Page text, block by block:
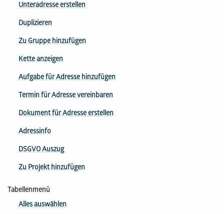
Unteradresse erstellen
Duplizieren
Zu Gruppe hinzufügen
Kette anzeigen
Aufgabe für Adresse hinzufügen
Termin für Adresse vereinbaren
Dokument für Adresse erstellen
Adressinfo
DSGVO Auszug
Zu Projekt hinzufügen
Tabellenmenü
Alles auswählen